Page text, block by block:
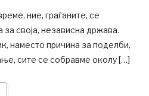
ние, граѓаните, се
своја, независна држава.
наместо причина за поделби,
сите се собравме околу […]